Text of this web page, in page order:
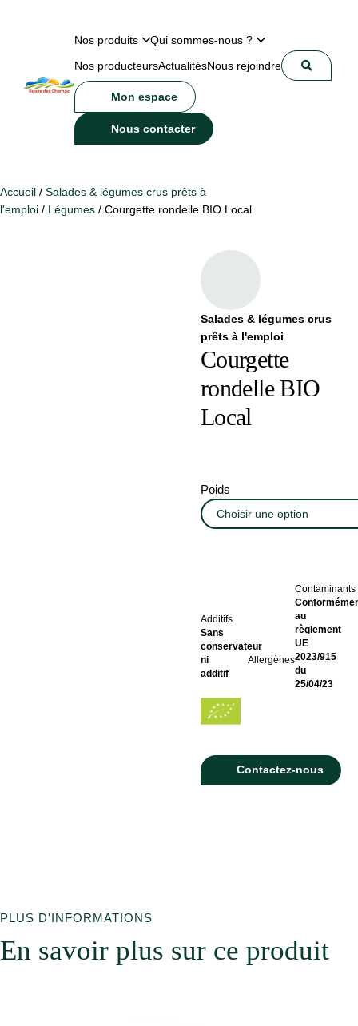
Nos produits
Qui sommes-nous ?
Nos producteursActualitésNous rejoindre
Mon espace
Nous contacter
Accueil / Salades & légumes crus prêts à
l'emploi / Légumes / Courgette rondelle BIO Local
Salades & légumes crus
prêts à l'emploi
Courgette
rondelle BIO
Local
Poids
Additifs
Sans
conservateur
ni
additif
Allergènes
Contaminants
au
règlement
UE
2023/915
du
25/04/23
Contactez-nous
PLUS D'INFORMATIONS
En savoir plus sur ce produit